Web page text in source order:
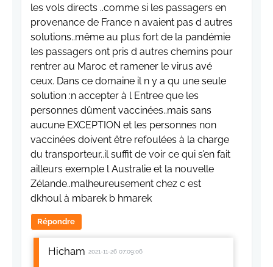
les vols directs ..comme si les passagers en
provenance de France n avaient pas d autres
solutions..même au plus fort de la pandémie
les passagers ont pris d autres chemins pour
rentrer au Maroc et ramener le virus avé
ceux. Dans ce domaine il n y a qu une seule
solution :n accepter à l Entree que les
personnes dûment vaccinées..mais sans
aucune EXCEPTION et les personnes non
vaccinées doivent être refoulées à la charge
du transporteur..il suffit de voir ce qui s’en fait
ailleurs exemple l Australie et la nouvelle
Zélande..malheureusement chez c est
dkhoul à mbarek b hmarek
Répondre
Hicham 2021-11-26 07:09:06